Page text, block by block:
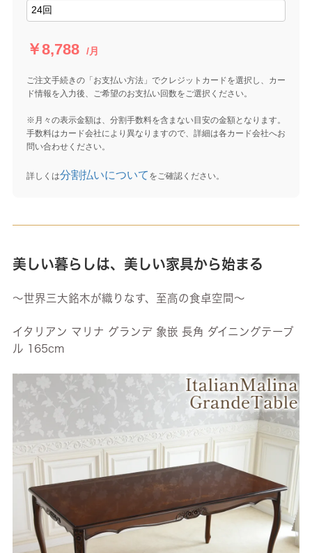
￥8,788 /月
ご注文手続きの「お支払い方法」でクレジットカードを選択し、カー
ド情報を入力後、ご希望のお支払い回数をご選択ください。
※月々の表示金額は、分割手数料を含まない目安の金額となります。
手数料はカード会社により異なりますので、詳細は各カード会社へお
問い合わせください。
詳しくは分割払いについて をご確認ください。
美しい暮らしは、美しい家具から始まる
～世界三大銘木が織りなす、至高の食卓空間～
イタリアン マリナ グランデ 象嵌 長角 ダイニングテーブ
ル 165cm